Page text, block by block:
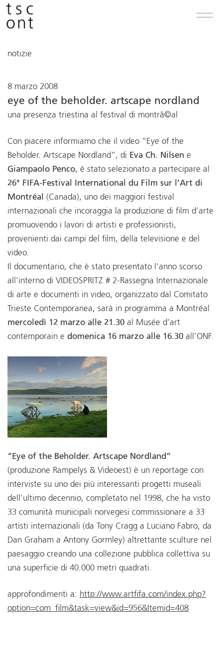
notizie
8 marzo 2008
eye of the beholder. artscape nordland
una presenza triestina al festival di montrã©al
Con piacere informiamo che il video “Eye of the
Beholder. Artscape Nordland”, di Eva Ch. Nilsen e
Giampaolo Penco, è stato selezionato a partecipare al
26° FIFA-Festival International du Film sur l’Art di
Montréal (Canada), uno dei maggiori festival
internazionali che incoraggia la produzione di film d’arte
promuovendo i lavori di artisti e professionisti,
provenienti dai campi del film, della televisione e del
video.
Il documentario, che è stato presentato l’anno scorso
all’interno di VIDEOSPRITZ # 2-Rassegna Internazionale
di arte e documenti in video, organizzato dal Comitato
Trieste Contemporanea, sarà in programma a Montréal
mercoledì 12 marzo alle 21.30 al Musée d’art
contemporain e domenica 16 marzo alle 16.30 all’ONF.
“Eye of the Beholder. Artscape Nordland”
(produzione Rampelys & Videoest) è un reportage con
interviste su uno dei più interessanti progetti museali
dell’ultimo decennio, completato nel 1998, che ha visto
33 comunità municipali norvegesi commissionare a 33
artisti internazionali (da Tony Cragg a Luciano Fabro, da
Dan Graham a Antony Gormley) altrettante sculture nel
paesaggio creando una collezione pubblica collettiva su
una superficie di 40.000 metri quadrati.
approfondimenti a: http://www.artfifa.com/index.php?
option=com_film&task=view&id=956&Itemid=408